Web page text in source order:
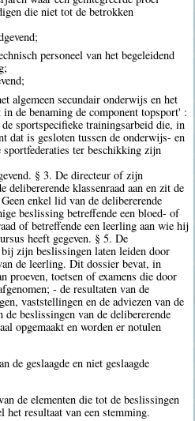
die niet tot de betrokken
personeel van het begeleidend
algemeen secundair onderwijs en het
de benaming de component topsport' :
sportspecifieke trainingsarbeid die, in
dat is gesloten tussen de onderwijs- en
sportfederaties ter beschikking zijn
§ 3. De directeur of zijn
delibererende klassenraad aan en zit de
enkel lid van de delibererende
beslissing betreffende een bloed- of
of betreffende een leerling aan wie hij
heeft gegeven. § 5. De
zijn beslissingen laten leiden door
de leerling. Dit dossier bevat, in
proeven, toetsen of examens die door
- de resultaten van de
vaststellingen en de adviezen van de
de beslissingen van de delibererende
opgemaakt en worden er notulen
de geslaagde en niet geslaagde
de elementen die tot de beslissingen
het resultaat van een stemming.